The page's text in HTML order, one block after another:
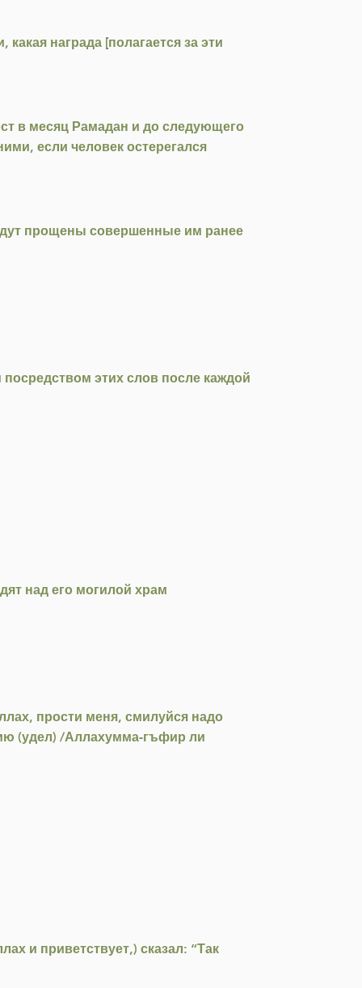
награда [полагается за эти
в месяц Рамадан и до следующего
если человек остерегался
прощены совершенные им ранее
этих слов после каждой
над его могилой храм
прости меня, смилуйся надо
(удел) /Аллахумма-гъфир ли
и приветствует,) сказал: “Так